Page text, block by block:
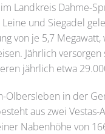
Landkreis Dahme-
und Siegadel
von je 5,7
Jährlich
jährlich etwa
Olbersleben in der
aus zwei
Nabenhöhe von